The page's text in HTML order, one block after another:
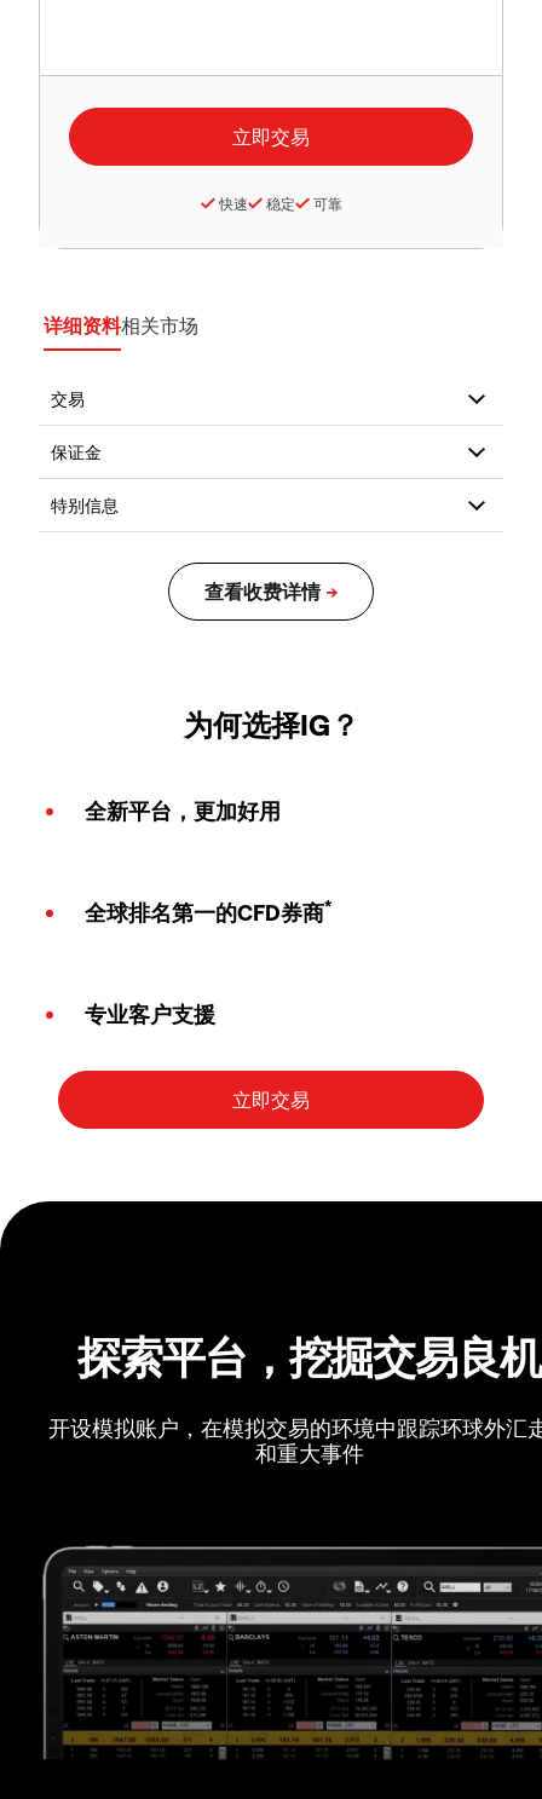
快速 稳定 可靠
详细资料相关市场
为何选择IG？
全新平台，更加好用
全球排名第一的CFD券商*
专业客户支援
探索平台，挖掘交易良机
开设模拟账户，在模拟交易的环境中跟踪环球外汇
和重大事件